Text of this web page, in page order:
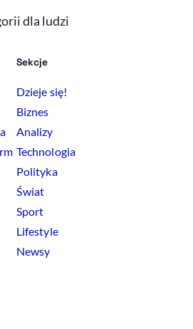
dla ludzi
Sekcje
Dzieje się!
Biznes
Analizy
Technologia
Polityka
Świat
Sport
Lifestyle
Newsy